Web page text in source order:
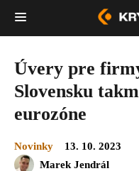
Úvery pre
Slovensku
eurozóne
Novinky
13. 10. 2023
Marek Jendrál